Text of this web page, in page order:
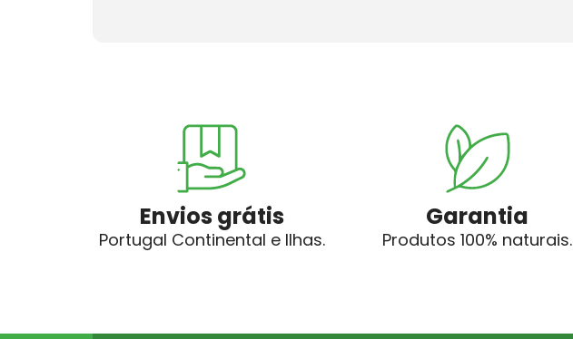
Envios grátis
Portugal Continental e Ilhas.
Garantia
Produtos 100% naturais.